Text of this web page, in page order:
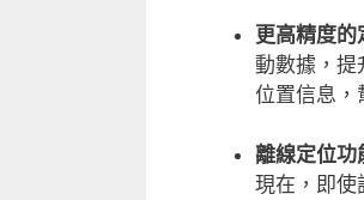
更高精度的
動數據，提
位置信息，
離線定位功
現在，即使